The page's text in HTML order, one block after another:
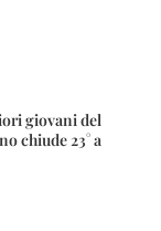
giovani del
chiude 23° a